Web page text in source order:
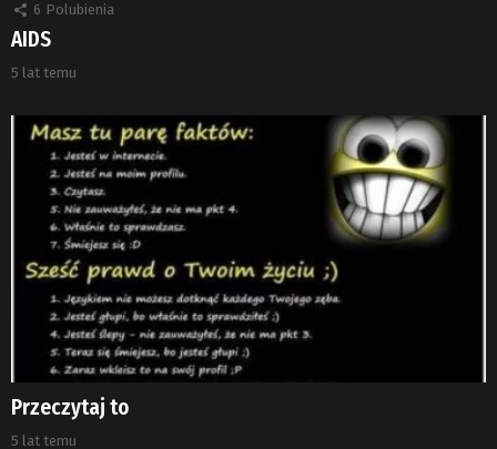
6 Polubienia
AIDS
5 lat temu
Przeczytaj to
5 lat temu